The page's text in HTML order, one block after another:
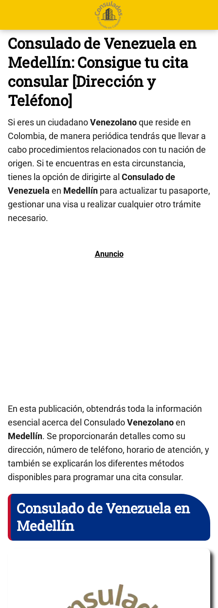
Consulado de Venezuela en
Medellín: Consigue tu cita
consular [Dirección y
Teléfono]
Si eres un ciudadanoVenezolanoque reside en
Colombia, de manera periódica tendrás que llevar a
cabo procedimientos relacionados con tu nación de
origen. Si te encuentras en esta circunstancia,
tienes la opción de dirigirte al Consulado de
Venezuela en Medellín para actualizar tu pasaporte,
gestionar una visa u realizar cualquier otro trámite
necesario.
En esta publicación, obtendrás toda la información
esencial acerca del ConsuladoVenezolanoen
Medellín. Se proporcionarán detalles como su
dirección, número de teléfono, horario de atención, y
también se explicarán los diferentes métodos
disponibles para programar una cita consular.
Consulado de Venezuela en
Medellín